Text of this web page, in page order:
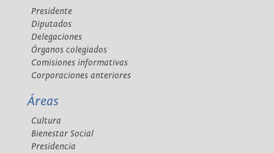
Presidente
Diputados
Delegaciones
Órganos colegiados
Comisiones informativas
Corporaciones anteriores
Áreas
Cultura
Bienestar Social
Presidencia